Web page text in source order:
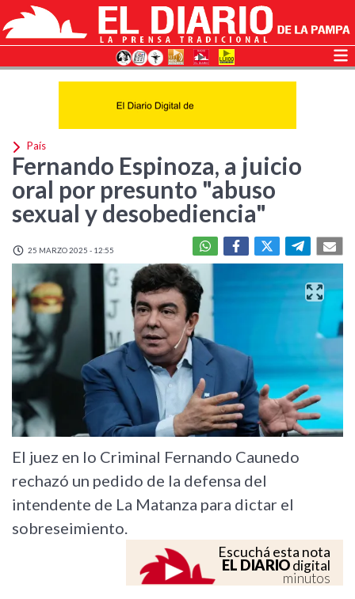
País
Fernando Espinoza, a juicio
oral por presunto "abuso
sexual y desobediencia"
25 MARZO 2025 - 12:55
El juez en lo Criminal Fernando Caunedo
rechazó un pedido de la defensa del
intendente de La Matanza para dictar el
sobreseimiento.
Escuchá esta nota
EL DIARIOdigital
minutos